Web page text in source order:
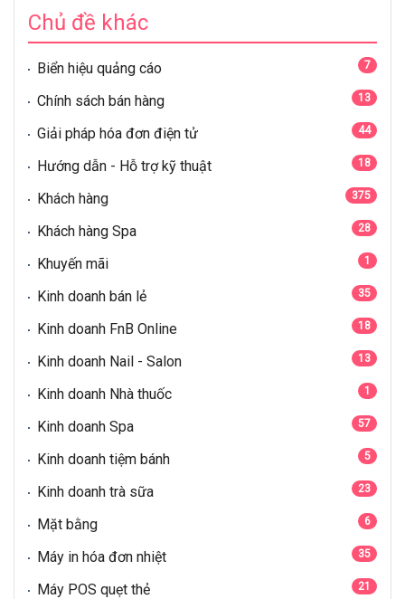
Chủ đề khác
Biển hiệu quảng cáo 7
Chính sách bán hàng 13
Giải pháp hóa đơn điện tử 44
Hướng dẫn - Hỗ trợ kỹ thuật 18
Khách hàng 375
Khách hàng Spa 28
Khuyến mãi 1
Kinh doanh bán lẻ 35
Kinh doanh FnB Online 18
Kinh doanh Nail - Salon 13
Kinh doanh Nhà thuốc 1
Kinh doanh Spa 57
Kinh doanh tiệm bánh 5
Kinh doanh trà sữa 23
Mặt bằng 6
Máy in hóa đơn nhiệt 35
Máy POS quẹt thẻ 21